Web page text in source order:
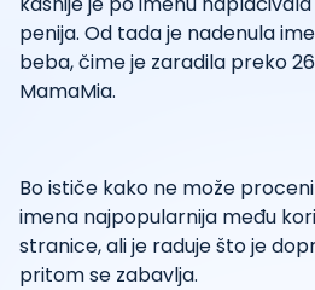
penija. Od tada je nadenula
beba, čime je zaradila preko
MamaMia.
Bo ističe kako ne može
imena najpopularnija među
stranice, ali je raduje što je
pritom se zabavlja.